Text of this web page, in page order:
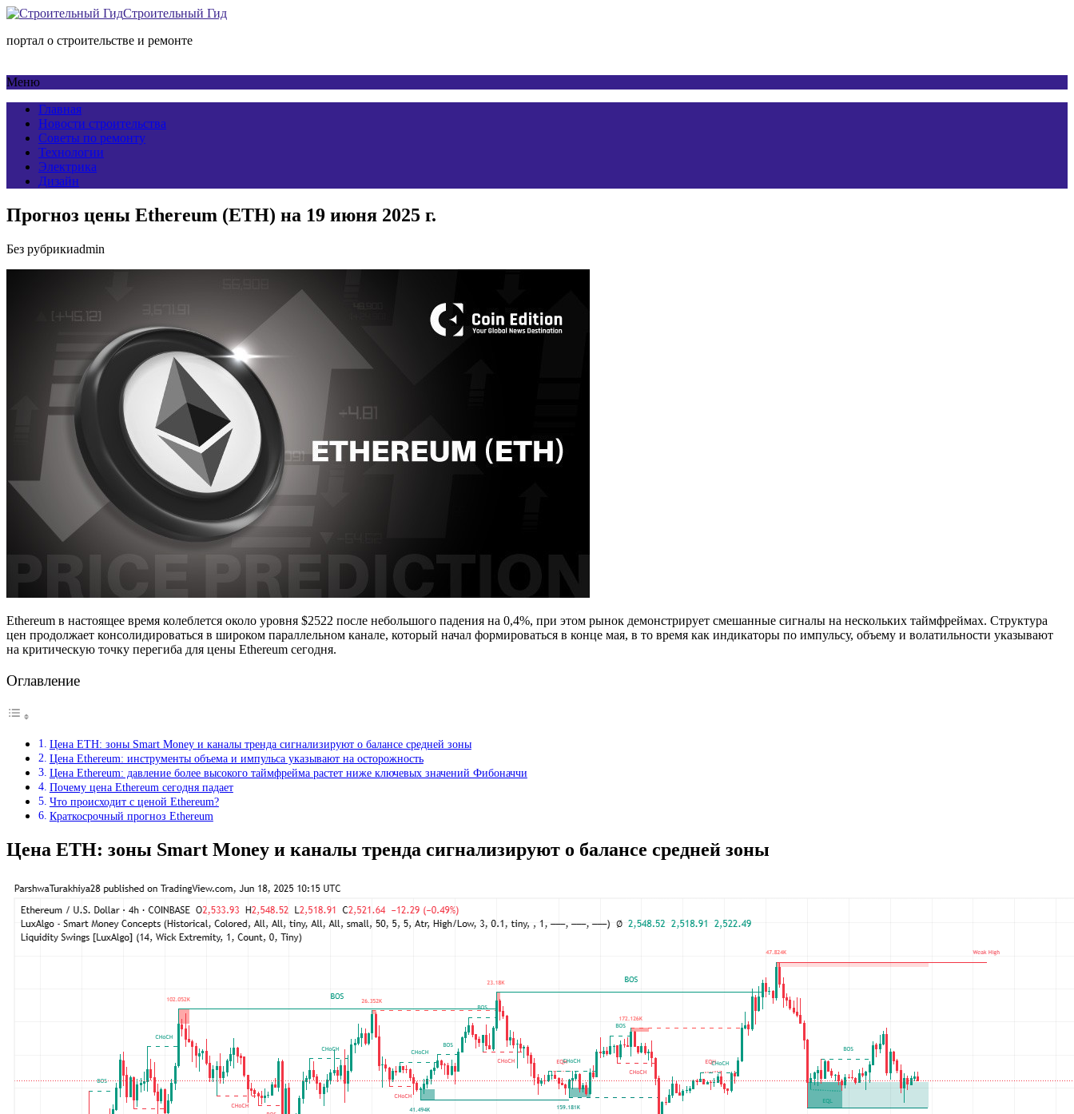
Строительный Гид
портал о строительстве и ремонте
Меню
Главная
Новости строительства
Советы по ремонту
Технологии
Электрика
Дизайн
Прогноз цены Ethereum (ETH) на 19 июня 2025 г.
Без рубрикиadmin
Ethereum в настоящее время колеблется около уровня $2522 после небольшого падения на 0,4%, при этом рынок демонстрирует смешанные сигналы на нескольких таймфреймах. Структура
цен продолжает консолидироваться в широком параллельном канале, который начал формироваться в конце мая, в то время как индикаторы по импульсу, объему и волатильности указывают
на критическую точку перегиба для цены Ethereum сегодня.
Оглавление
Цена ETH: зоны Smart Money и каналы тренда сигнализируют о балансе средней зоны
Цена Ethereum: инструменты объема и импульса указывают на осторожность
Цена Ethereum: давление более высокого таймфрейма растет ниже ключевых значений Фибоначчи
Почему цена Ethereum сегодня падает
Что происходит с ценой Ethereum?
Краткосрочный прогноз Ethereum
Цена ETH: зоны Smart Money и каналы тренда сигнализируют о балансе средней зоны